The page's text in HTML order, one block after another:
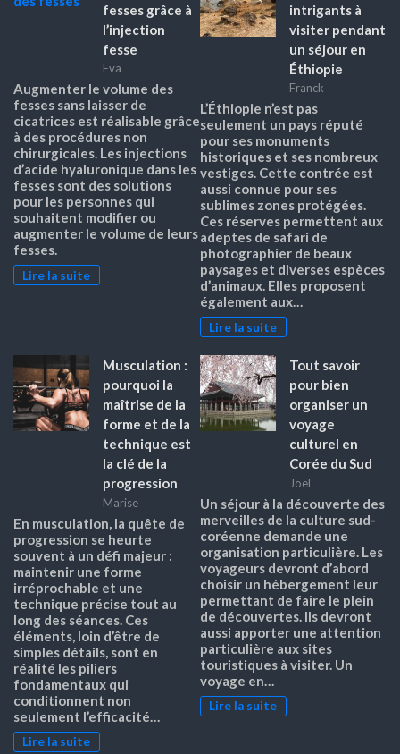
fesses grâce à
l’injection
fesse
Eva
Augmenter le volume des
fesses sans laisser de
cicatrices est réalisable grâce
à des procédures non
chirurgicales. Les injections
d’acide hyaluronique dans les
fesses sont des solutions
pour les personnes qui
souhaitent modifier ou
augmenter le volume de leurs
fesses.
Lire la suite
intrigants à
visiter pendant
un séjour en
Éthiopie
Franck
L’Éthiopie n’est pas
seulement un pays réputé
pour ses monuments
historiques et ses nombreux
vestiges. Cette contrée est
aussi connue pour ses
sublimes zones protégées.
Ces réserves permettent aux
adeptes de safari de
photographier de beaux
paysages et diverses espèces
d’animaux. Elles proposent
également aux…
Lire la suite
Musculation :
pourquoi la
maîtrise de la
forme et de la
technique est
la clé de la
progression
Marise
En musculation, la quête de
progression se heurte
souvent à un défi majeur :
maintenir une forme
irréprochable et une
technique précise tout au
long des séances. Ces
éléments, loin d’être de
simples détails, sont en
réalité les piliers
fondamentaux qui
conditionnent non
seulement l’efficacité…
Lire la suite
Tout savoir
pour bien
organiser un
voyage
culturel en
Corée du Sud
Joel
Un séjour à la découverte des
merveilles de la culture sud-
coréenne demande une
organisation particulière. Les
voyageurs devront d’abord
choisir un hébergement leur
permettant de faire le plein
de découvertes. Ils devront
aussi apporter une attention
particulière aux sites
touristiques à visiter. Un
voyage en…
Lire la suite